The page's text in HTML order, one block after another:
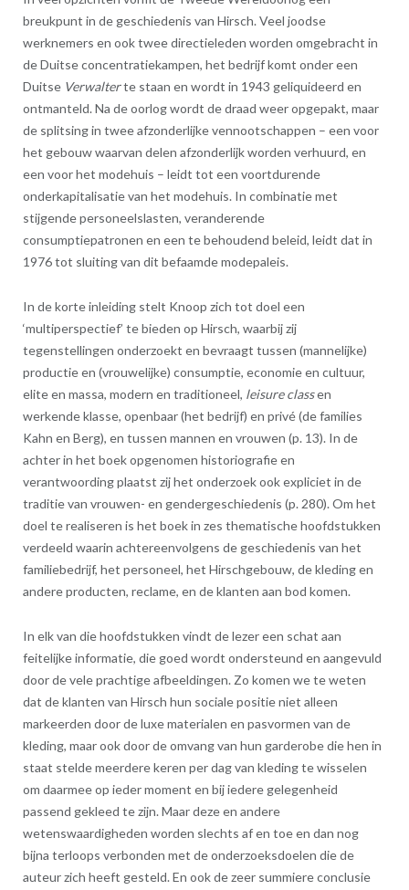
breukpunt in de geschiedenis van Hirsch. Veel joodse
werknemers en ook twee directieleden worden omgebracht in
de Duitse concentratiekampen, het bedrijf komt onder een
Duitse Verwalterte staan en wordt in 1943 geliquideerd en
ontmanteld. Na de oorlog wordt de draad weer opgepakt, maar
de splitsing in twee afzonderlijke vennootschappen – een voor
het gebouw waarvan delen afzonderlijk worden verhuurd, en
een voor het modehuis – leidt tot een voortdurende
onderkapitalisatie van het modehuis. In combinatie met
stijgende personeelslasten, veranderende
consumptiepatronen en een te behoudend beleid, leidt dat in
1976 tot sluiting van dit befaamde modepaleis.
In de korte inleiding stelt Knoop zich tot doel een
‘multiperspectief’ te bieden op Hirsch, waarbij zij
tegenstellingen onderzoekt en bevraagt tussen (mannelijke)
productie en (vrouwelijke) consumptie, economie en cultuur,
elite en massa, modern en traditioneel, leisure classen
werkende klasse, openbaar (het bedrijf) en privé (de families
Kahn en Berg), en tussen mannen en vrouwen (p. 13). In de
achter in het boek opgenomen historiografie en
verantwoording plaatst zij het onderzoek ook expliciet in de
traditie van vrouwen- en gendergeschiedenis (p. 280). Om het
doel te realiseren is het boek in zes thematische hoofdstukken
verdeeld waarin achtereenvolgens de geschiedenis van het
familiebedrijf, het personeel, het Hirschgebouw, de kleding en
andere producten, reclame, en de klanten aan bod komen.
In elk van die hoofdstukken vindt de lezer een schat aan
feitelijke informatie, die goed wordt ondersteund en aangevuld
door de vele prachtige afbeeldingen. Zo komen we te weten
dat de klanten van Hirsch hun sociale positie niet alleen
markeerden door de luxe materialen en pasvormen van de
kleding, maar ook door de omvang van hun garderobe die hen in
staat stelde meerdere keren per dag van kleding te wisselen
om daarmee op ieder moment en bij iedere gelegenheid
passend gekleed te zijn. Maar deze en andere
wetenswaardigheden worden slechts af en toe en dan nog
bijna terloops verbonden met de onderzoeksdoelen die de
auteur zich heeft gesteld. En ook de zeer summiere conclusie